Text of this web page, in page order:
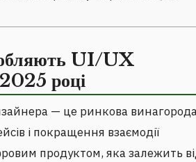
UI/UX
році
— це ринкова
і покращення взаємодії
продуктом, яка залежить